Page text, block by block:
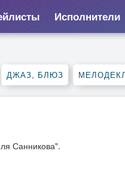
Исполнители
ДЖАЗ, БЛЮЗ
Санникова".